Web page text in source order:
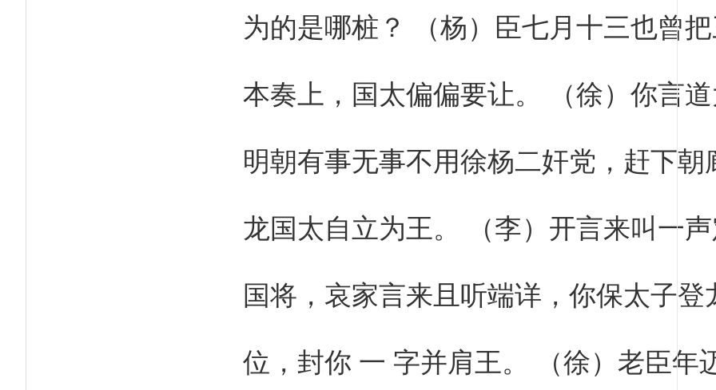
为的是哪桩？ （杨）臣七月十三也曾
本奏上，国太偏偏要让。 （徐）你言
明朝有事无事不用徐杨二奸党，赶下朝
龙国太自立为王。 （李）开言来叫一
国将，哀家言来且听端详，你保太子登
位，封你 一 字并肩王。 （徐）老臣年